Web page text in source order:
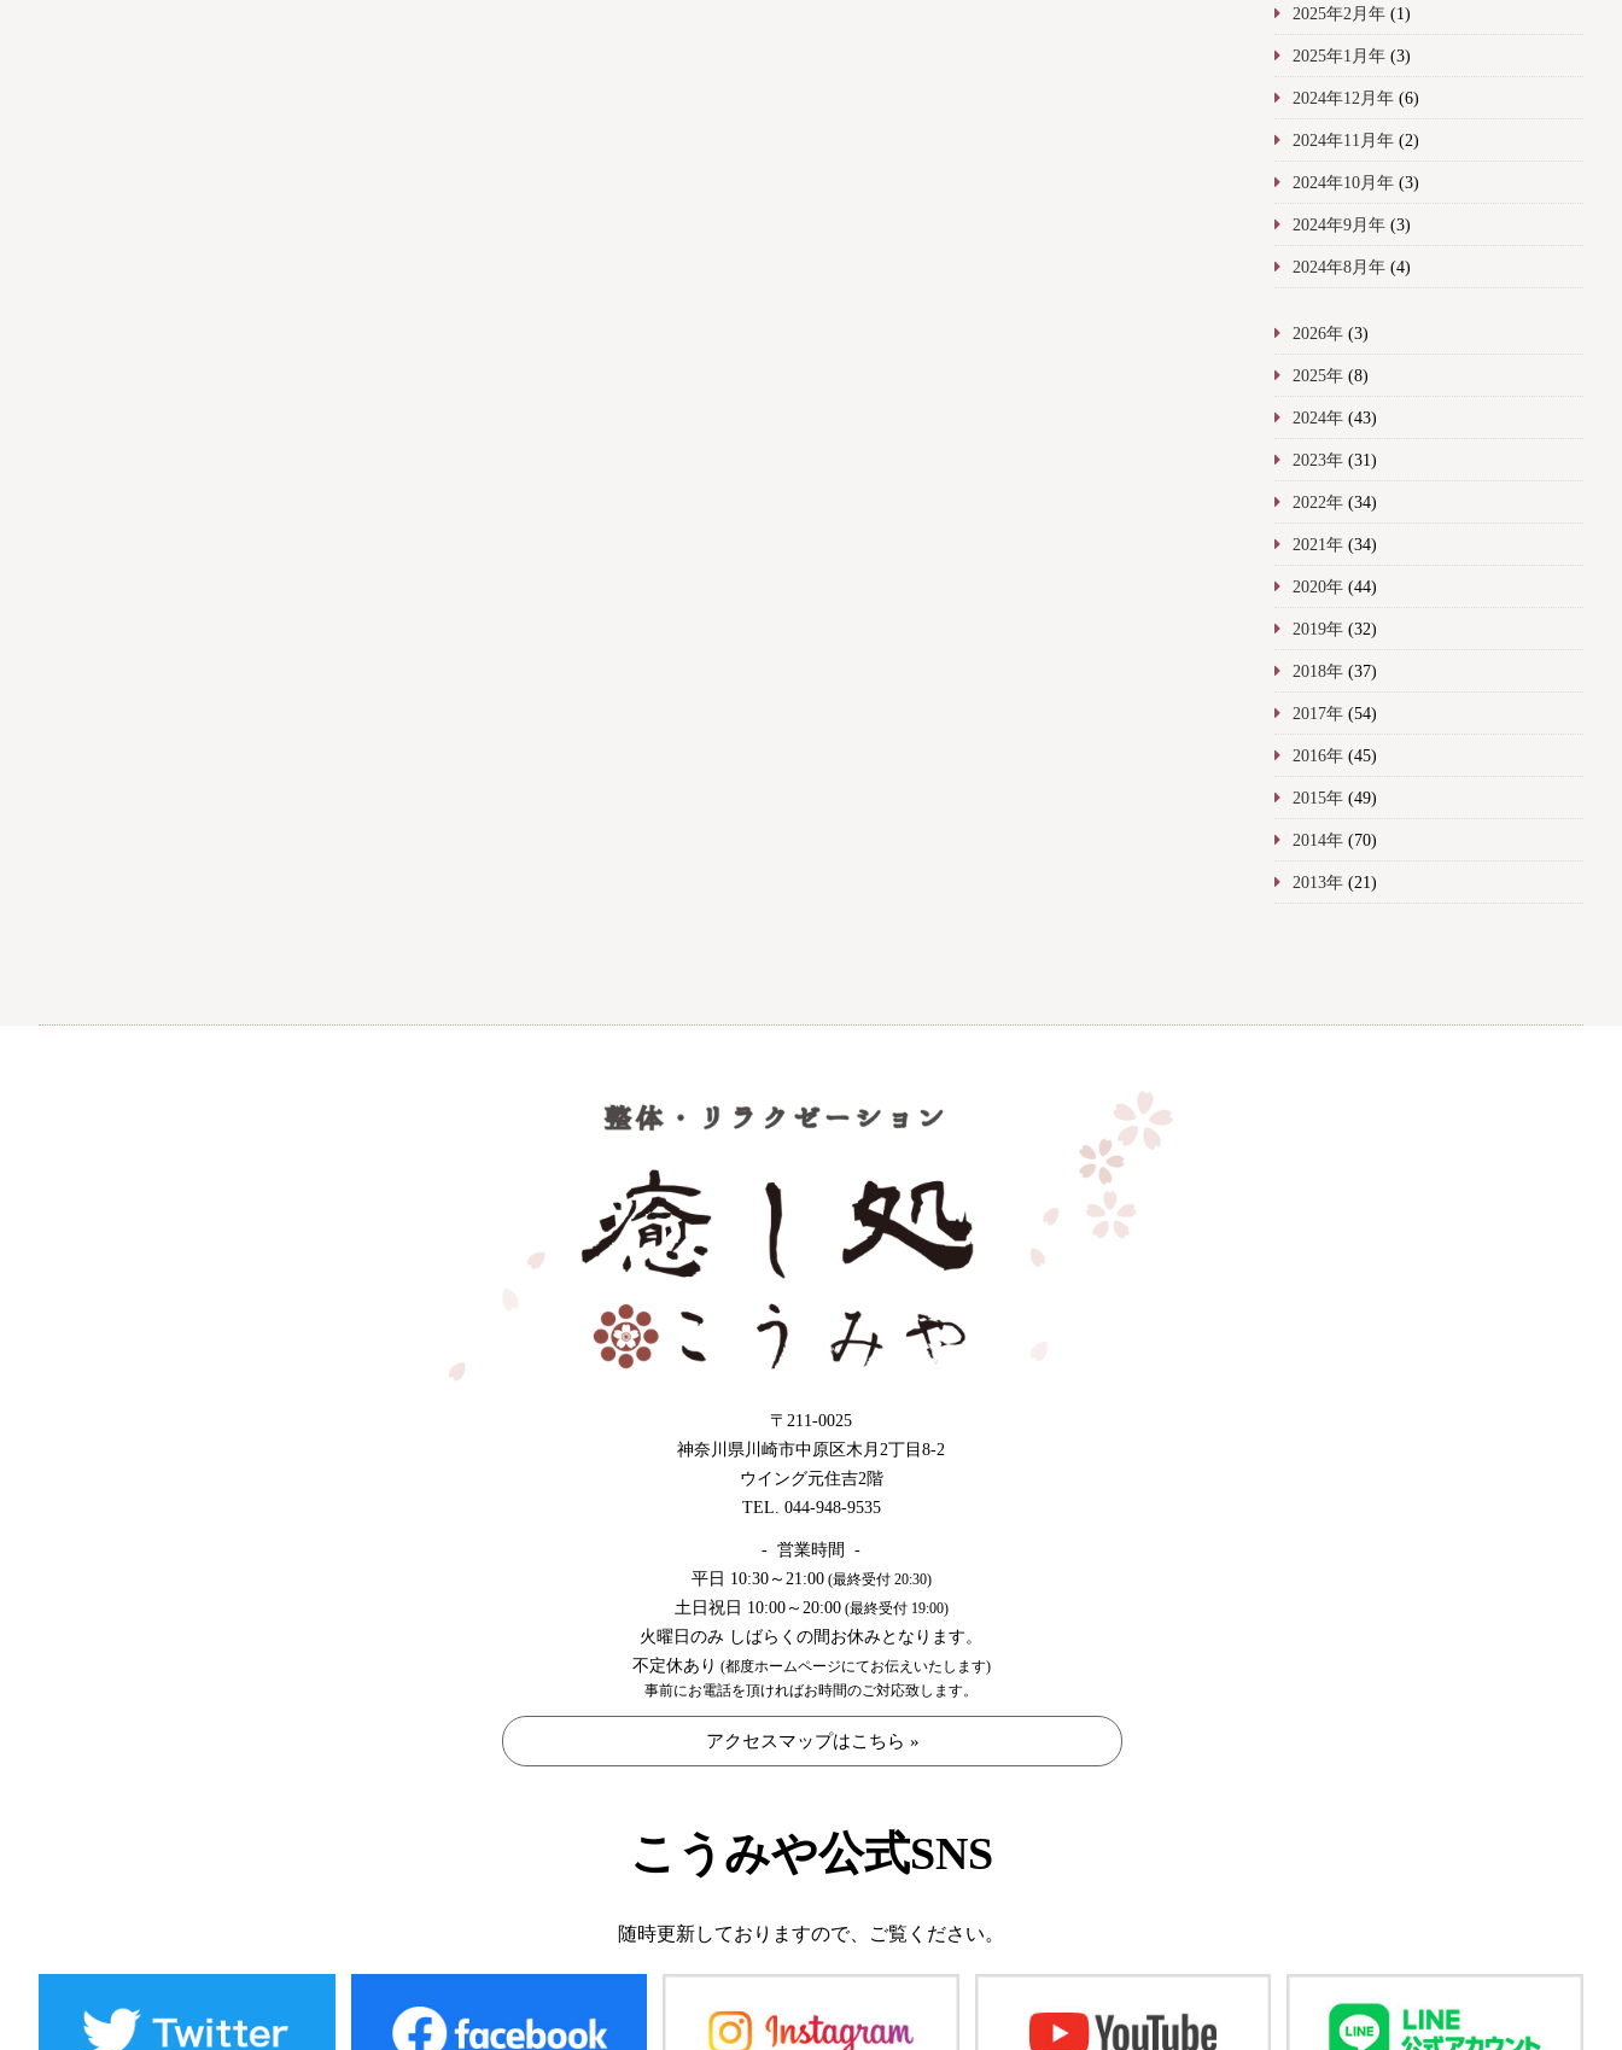
2025年2月年(1)
2025年1月年(3)
2024年12月年(6)
2024年11月年(2)
2024年10月年(3)
2024年9月年(3)
2024年8月年(4)
2026年(3)
2025年(8)
2024年(43)
2023年(31)
2022年(34)
2021年(34)
2020年(44)
2019年(32)
2018年(37)
2017年(54)
2016年(45)
2015年(49)
2014年(70)
2013年(21)
〒211-0025
神奈川県川崎市中原区木月2丁目8-2
ウイング元住吉2階
TEL. 044-948-9535
- 営業時間 -
平日 10:30～21:00(最終受付 20:30)
土日祝日 10:00～20:00(最終受付 19:00)
火曜日のみ しばらくの間お休みとなります。
不定休あり (都度ホームページにてお伝えいたします)
事前にお電話を頂ければお時間のご対応致します。
アクセスマップはこちら »
こうみや公式SNS
随時更新しておりますので、 ご覧ください。